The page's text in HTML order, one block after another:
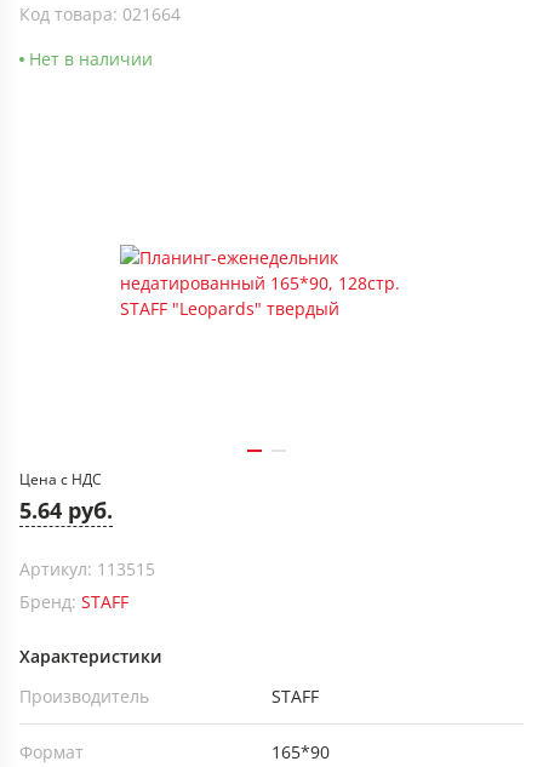
Код товара: 021664
Нет в наличии
Цена с НДС
5.64 руб.
Артикул: 113515
Бренд: STAFF
Характеристики
Производитель
STAFF
Формат 165*90